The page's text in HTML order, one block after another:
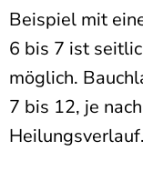
Beispiel mit
6 bis 7 ist
möglich.
7 bis 12, je
Heilungsverlauf.